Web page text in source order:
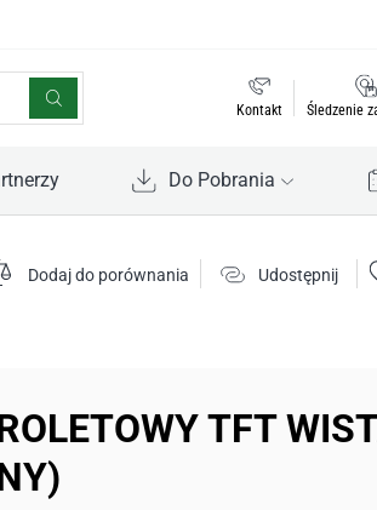
Kontakt Śledzenie
Do Pobrania
Dodaj do porównania Udostępnij
TFT